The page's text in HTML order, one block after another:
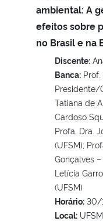
ambiental: A
efeitos sobre
no Brasil e na
Discente:
Banca:
Presidente/
Tatiana de
Cardoso
Profa. Dra.
(UFSM);
Gonçalves –
Letícia
(UFSM)
Horário: 30/
Local: